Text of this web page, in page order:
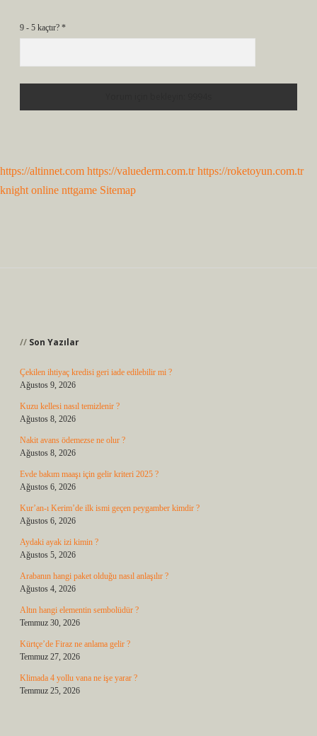
9 - 5 kaçtır? *
https://altinnet.com https://valuederm.com.tr https://roketoyun.com.tr
knight online nttgame Sitemap
Son Yazılar
Çekilen ihtiyaç kredisi geri iade edilebilir mi ?
Ağustos 9, 2026
Kuzu kellesi nasıl temizlenir ?
Ağustos 8, 2026
Nakit avans ödemezse ne olur ?
Ağustos 8, 2026
Evde bakım maaşı için gelir kriteri 2025 ?
Ağustos 6, 2026
Kur’an-ı Kerim’de ilk ismi geçen peygamber kimdir ?
Ağustos 6, 2026
Aydaki ayak izi kimin ?
Ağustos 5, 2026
Arabanın hangi paket olduğu nasıl anlaşılır ?
Ağustos 4, 2026
Altın hangi elementin sembolüdür ?
Temmuz 30, 2026
Kürtçe’de Firaz ne anlama gelir ?
Temmuz 27, 2026
Klimada 4 yollu vana ne işe yarar ?
Temmuz 25, 2026